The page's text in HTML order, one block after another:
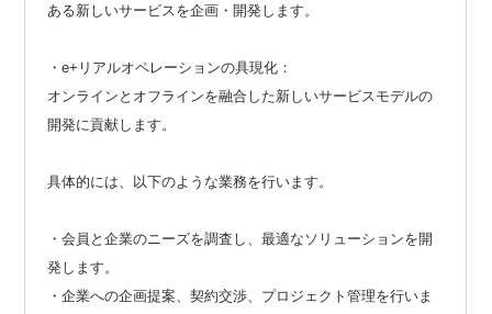
ある新しいサービスを企画・開発します。
・e+リアルオペレーションの具現化：
オンラインとオフラインを融合した新しいサービスモデルの
開発に貢献します。
具体的には、以下のような業務を行います。
・会員と企業のニーズを調査し、最適なソリューションを開
発します。
・企業への企画提案、契約交渉、プロジェクト管理を行いま